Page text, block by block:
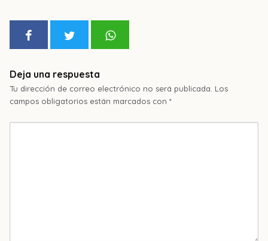
Deja una respuesta
Tu dirección de correo electrónico no será publicada. Los
campos obligatorios están marcados con *